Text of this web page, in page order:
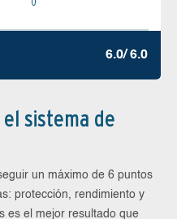
6.0/ 6.0
sistema de
un máximo de 6 puntos
protección, rendimiento y
es el mejor resultado que